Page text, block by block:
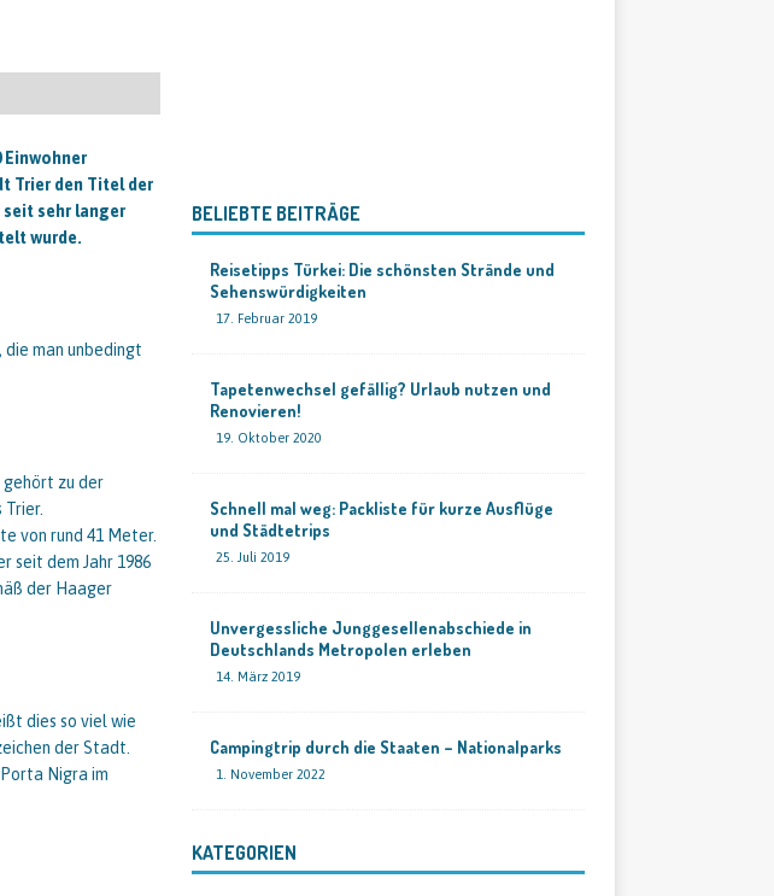
Einwohner
Trier den Titel der
seit sehr langer
wurde.
man unbedingt
gehört zu der
von rund 41 Meter.
seit dem Jahr 1986
der Haager
dies so viel wie
der Stadt.
Nigra im
BELIEBTE BEITRÄGE
Reisetipps Türkei: Die schönsten Strände und
Sehenswürdigkeiten
17. Februar 2019
Tapetenwechsel gefällig? Urlaub nutzen und
Renovieren!
19. Oktober 2020
Schnell mal weg: Packliste für kurze Ausflüge
und Städtetrips
25. Juli 2019
Unvergessliche Junggesellenabschiede in
Deutschlands Metropolen erleben
14. März 2019
Campingtrip durch die Staaten – Nationalparks
1. November 2022
KATEGORIEN